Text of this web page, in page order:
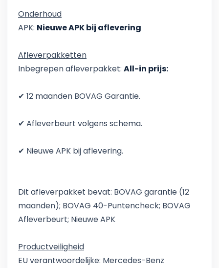
Onderhoud
APK: Nieuwe APK bij aflevering
Afleverpakketten
Inbegrepen afleverpakket: All-in prijs:
✔ 12 maanden BOVAG Garantie.
✔ Afleverbeurt volgens schema.
✔ Nieuwe APK bij aflevering.
Dit afleverpakket bevat: BOVAG garantie (12
maanden); BOVAG 40-Puntencheck; BOVAG
Afleverbeurt; Nieuwe APK
Productveiligheid
EU verantwoordelijke: Mercedes-Benz